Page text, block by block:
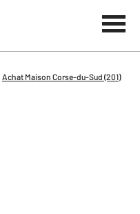
Achat Maison Corse-du-Sud (201)